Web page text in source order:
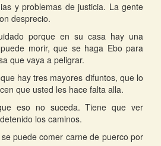
y problemas de justicia. La gente
desprecio.
porque en su casa hay una
morir, que se haga Ebo para
que vaya a peligrar.
hay tres mayores difuntos, que lo
que usted les hace falta alla.
eso no suceda. Tiene que ver
los caminos.
puede comer carne de puerco por